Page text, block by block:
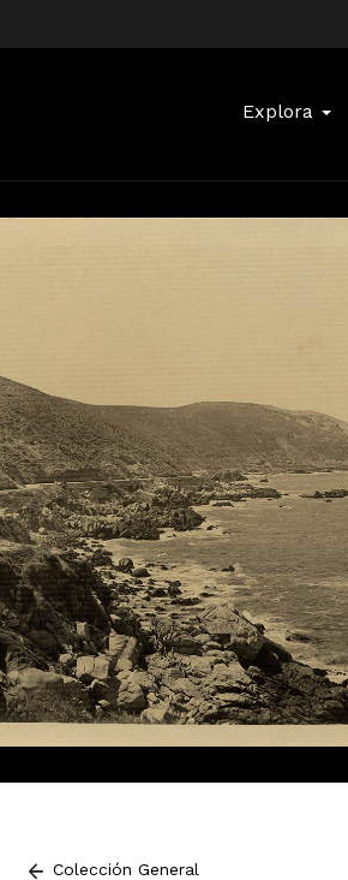
Explora
Colección General